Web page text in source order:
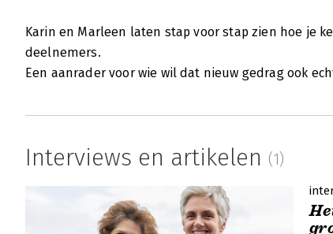
Karin en Marleen laten stap voor stap zien hoe je
deelnemers.
Een aanrader voor wie wil dat nieuw gedrag ook
Interviews en artikelen (1)